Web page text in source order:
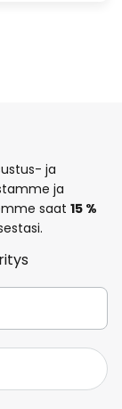
ja
ja
saat 15 %